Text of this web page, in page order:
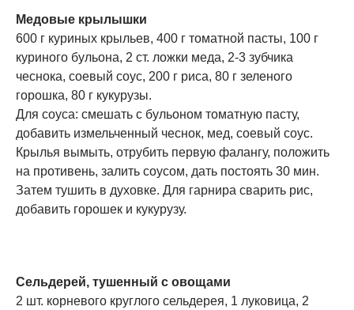
Медовые крылышки
600 г куриных крыльев, 400 г томатной пасты, 100 г
куриного бульона, 2 ст. ложки меда, 2-3 зубчика
чеснока, соевый соус, 200 г риса, 80 г зеленого
горошка, 80 г кукурузы.
Для соуса: смешать с бульоном томатную пасту,
добавить измельченный чеснок, мед, соевый соус.
Крылья вымыть, отрубить первую фалангу, положить
на противень, залить соусом, дать постоять 30 мин.
Затем тушить в духовке. Для гарнира сварить рис,
добавить горошек и кукурузу.
Сельдерей, тушенный с овощами
2 шт. корневого круглого сельдерея, 1 луковица, 2